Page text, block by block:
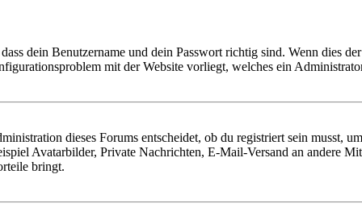
dein Benutzername und dein Passwort richtig sind. Wenn dies
mit der Website vorliegt, welches ein
dieses Forums entscheidet, ob du registriert sein musst,
Avatarbilder, Private Nachrichten, E-Mail-Versand an andere
bringt.